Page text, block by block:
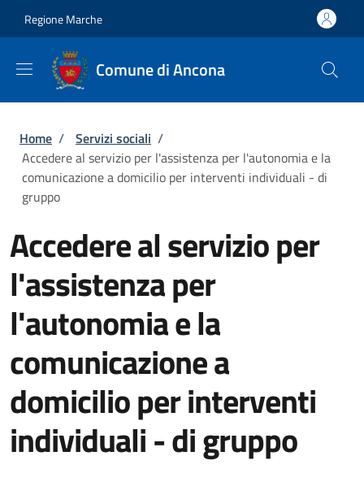
Regione Marche
Comune di Ancona
Briciole di pane
Home / Servizi sociali /
Accedere al servizio per l'assistenza per l'autonomia e la
comunicazione a domicilio per interventi individuali - di
gruppo
Accedere al servizio per
l'assistenza per
l'autonomia e la
comunicazione a
domicilio per interventi
individuali - di gruppo